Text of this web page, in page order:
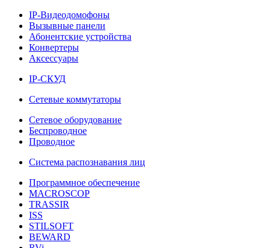
IP-Видеодомофоны
Вызывные панели
Абонентские устройства
Конвертеры
Аксессуары
IP-СКУД
Сетевые коммутаторы
Сетевое оборудование
Беспроводное
Проводное
Система распознавания лиц
Программное обеспечение
MACROSCOP
TRASSIR
ISS
STILSOFT
BEWARD